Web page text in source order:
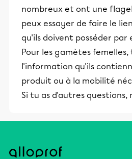
nombreux et ont une
peux essayer de faire le
qu'ils doivent posséder par
Pour les gamètes
l'information qu'ils
produit ou à la mobilité
Si tu as d'autres questions,